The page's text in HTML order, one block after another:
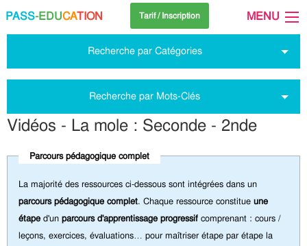
PASS-EDUCATION Tarif / Inscription MENU
Recherche par Catégories
Recherche par Mots-Clés
Vidéos - La mole : Seconde - 2nde
Parcours pédagogique complet
La majorité des ressources ci-dessous sont intégrées dans un
parcours pédagogique complet. Chaque ressource constitue une
étape d'un parcours d'apprentissage progressif comprenant : cours /
leçons, exercices, évaluations… pour maîtriser étape par étape la